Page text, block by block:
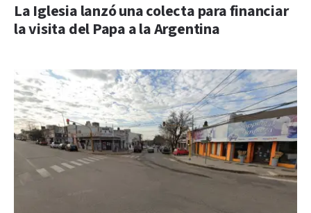
La Iglesia lanzó una colecta para financiar
la visita del Papa a la Argentina